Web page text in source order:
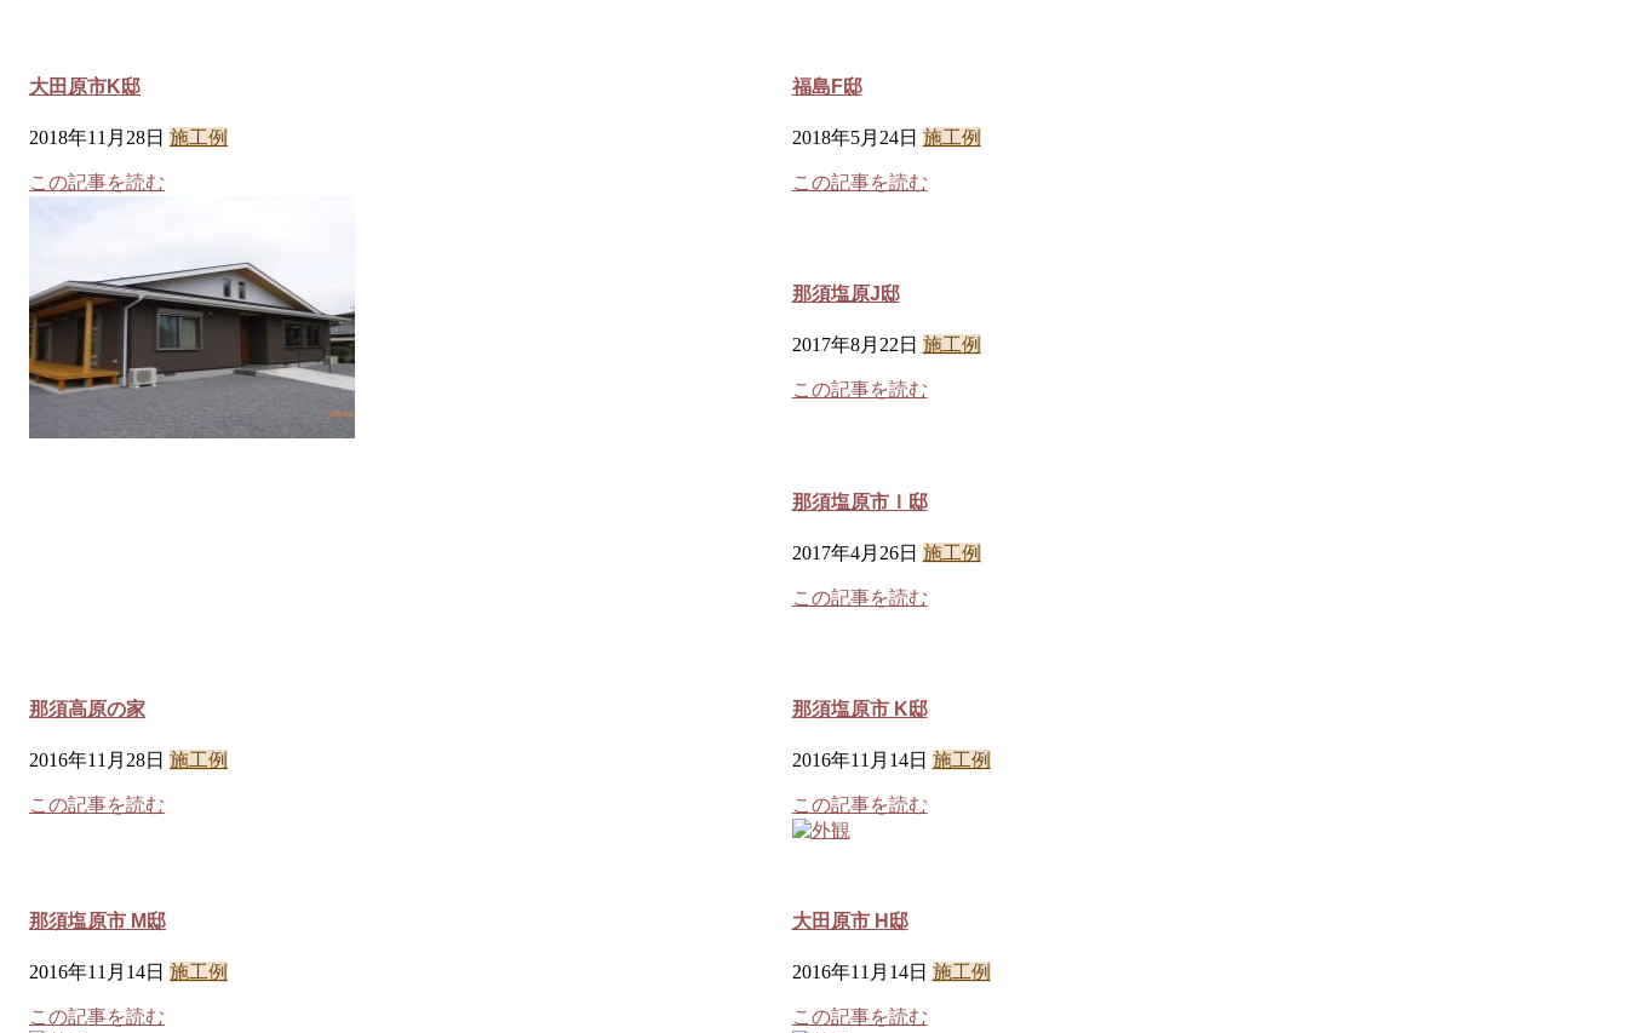
大田原市K邸
2018年11月28日 施工例
この記事を読む
福島F邸
2018年5月24日 施工例
この記事を読む
那須塩原J邸
2017年8月22日 施工例
この記事を読む
那須塩原市Ｉ邸
2017年4月26日 施工例
この記事を読む
那須高原の家
2016年11月28日 施工例
この記事を読む
那須塩原市 K邸
2016年11月14日 施工例
この記事を読む
那須塩原市 M邸
2016年11月14日 施工例
この記事を読む
大田原市 H邸
2016年11月14日 施工例
この記事を読む